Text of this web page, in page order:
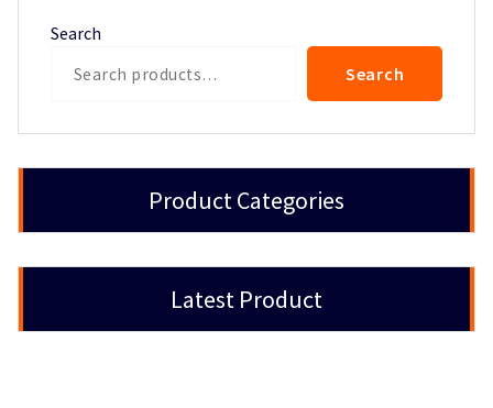
Search
Search
Product Categories
Latest Product